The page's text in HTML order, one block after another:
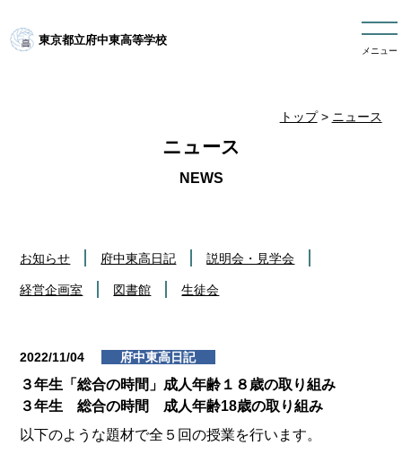
東京都立府中東高等学校
メニュー
トップ> ニュース
ニュース
お知らせ 府中東高日記 説明会・見学会
経営企画室 図書館 生徒会
2022/11/04 府中東高日記
３年生「総合の時間」成人年齢１８歳の取り組み
３年生 総合の時間 成人年齢18歳の取り組み
以下のような題材で全５回の授業を行います。